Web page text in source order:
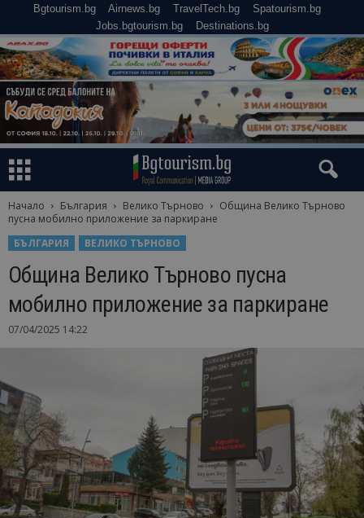
Bgtourism.bg Airnews.bg TravelTech.bg
Spatourism.bg
Jobs.bgtourism.bg
Destinations.bg
Начало България Велико Търново
Община Велико Търново
пусна мобилно приложение за паркиране
БЪЛГАРИЯ
ВЕЛИКО ТЪРНОВО
Община Велико Търново пусна
мобилно приложение за паркиране
07/04/2025 14:22